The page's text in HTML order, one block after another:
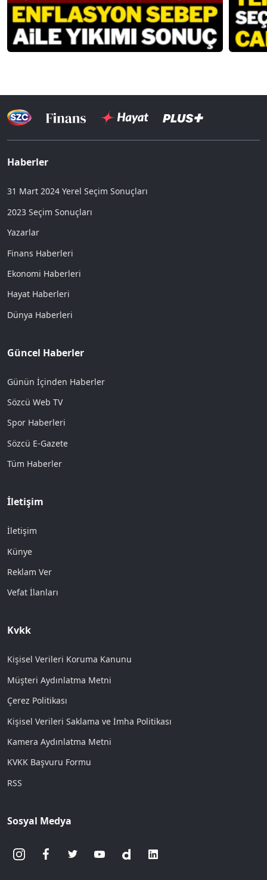
Haberler
31 Mart 2024 Yerel Seçim Sonuçları
2023 Seçim Sonuçları
Yazarlar
Finans Haberleri
Ekonomi Haberleri
Hayat Haberleri
Dünya Haberleri
Güncel Haberler
Günün İçinden Haberler
Sözcü Web TV
Spor Haberleri
Sözcü E-Gazete
Tüm Haberler
İletişim
İletişim
Künye
Reklam Ver
Vefat İlanları
Kvkk
Kişisel Verileri Koruma Kanunu
Müşteri Aydınlatma Metni
Çerez Politikası
Kişisel Verileri Saklama ve İmha Politikası
Kamera Aydınlatma Metni
KVKK Başvuru Formu
RSS
Sosyal Medya